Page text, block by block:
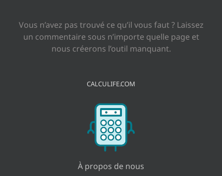
Vous n’avez pas trouvé ce qu’il vous faut ? Laissez
un commentaire sous n’importe quelle page et
nous créerons l’outil manquant.
CALCULIFE.COM
À propos de nous